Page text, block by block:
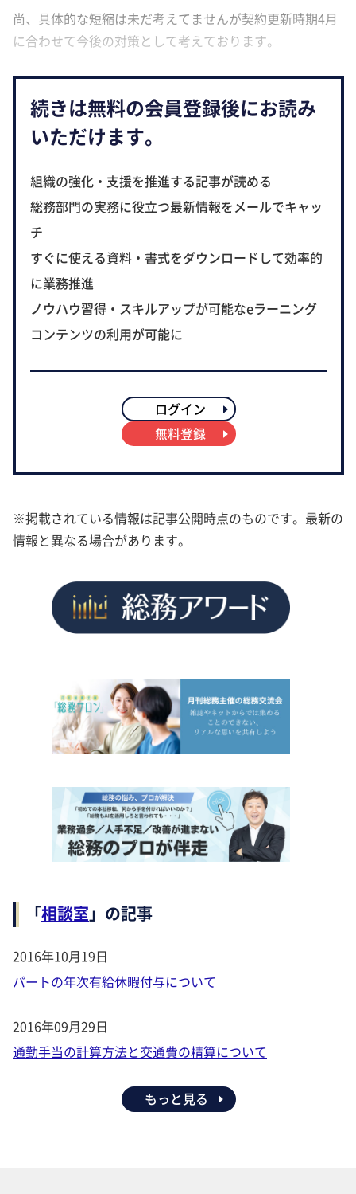
尚、具体的な短縮は未だ考えてませんが契約更新時期4月
に合わせて今後の対策として考えております。
続きは無料の会員登録後にお読み
いただけます。
組織の強化・支援を推進する記事が読める
総務部門の実務に役立つ最新情報をメールでキャッ
チ
すぐに使える資料・書式をダウンロードして効率的
に業務推進
ノウハウ習得・スキルアップが可能なeラーニング
コンテンツの利用が可能に
ログイン
無料登録
※掲載されている情報は記事公開時点のものです。最新の
情報と異なる場合があります。
「相談室」の記事
2016年10月19日
パートの年次有給休暇付与について
2016年09月29日
通勤手当の計算方法と交通費の精算について
もっと見る